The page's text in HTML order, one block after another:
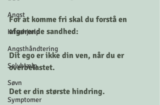
Angst
Krisehjælp
Angsthåndtering
Selvhjælp
Søvn
Symptomer
For at komme fri skal du forstå en
afgørende sandhed:
Dit ego er ikke din ven, når du er
overbelastet.
Det er din største hindring.